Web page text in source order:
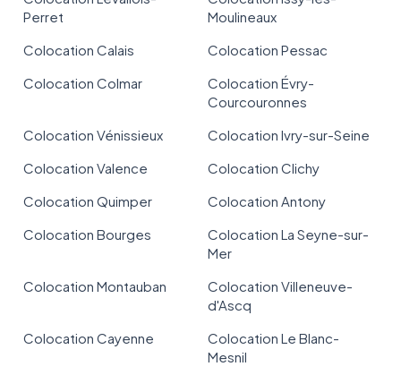
Perret
Moulineaux
Colocation Calais
Colocation Pessac
Colocation Colmar
Colocation Évry-
Courcouronnes
Colocation Vénissieux
Colocation Ivry-sur-Seine
Colocation Valence
Colocation Clichy
Colocation Quimper
Colocation Antony
Colocation Bourges
Colocation La Seyne-sur-
Mer
Colocation Montauban
Colocation Villeneuve-
d'Ascq
Colocation Cayenne
Colocation Le Blanc-
Mesnil